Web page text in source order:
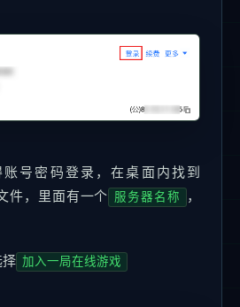
号密码登录，在桌面内找到
件，里面有一个 服务器名称
，
加入一局在线游戏